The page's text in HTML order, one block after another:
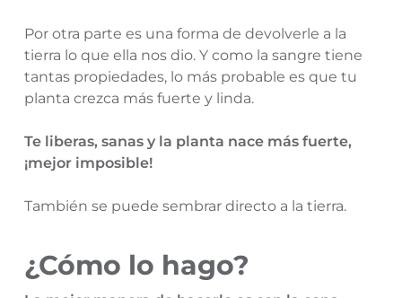
Por otra parte es una forma de devolverle a la
tierra lo que ella nos dio. Y como la sangre tiene
tantas propiedades, lo más probable es que tu
planta crezca más fuerte y linda.
Te liberas, sanas y la planta nace más fuerte,
¡mejor imposible!
También se puede sembrar directo a la tierra.
¿Cómo lo hago?